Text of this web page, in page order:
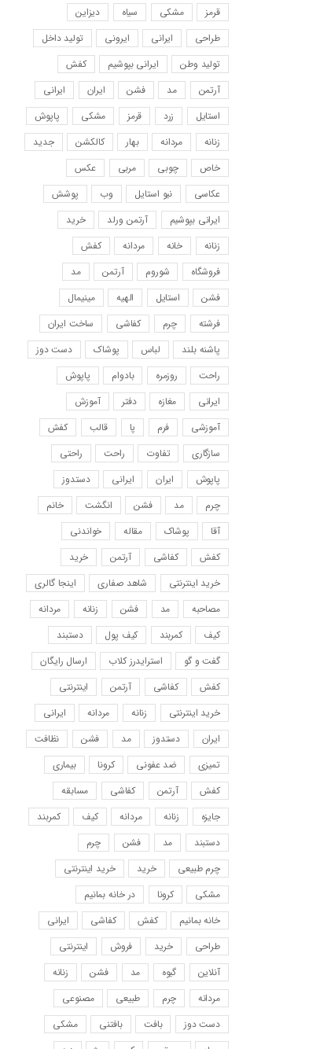
قرمز
مشکی سیاه
دیزاین
طراحی
ایرانی ایرونی
تولید داخل
تولید وطن
ایرانی بپوشیم
کفش
آرتمن
مد فشن ایران
ایرانی
استایل
زرد قرمز مشکی
پاپوش
زنانه
مردانه بهار کالکشن
جدید
خاص
چوبی مربی
عکس
عکاسی
نیو استایل وب
پوشش
ایرانی بپوشیم
آرتمن ورلد
خرید
زنانه
خانه مردانه
کفش
فروشگاه
شوروم آرتمن
مد
فشن
استایل الهیه
مینیمال
فرشته
چرم کفاشی
ساخت ایران
پاشنه بلند
لباس پوشاک
دست دوز
راحت
روزمره بادوام
پاپوش
ایرانی
مغازه دفتر
آموزش
آموزشی
فرم پا قالب
کفش
سازگاری
تفاوت راحت
راحتی
پاپوش
ایران ایرانی
دستدوز
چرم
مد فشن انگشت
خانم
آقا
پوشاک مقاله
خواندنی
کفش
کفاشی آرتمن
خرید
خرید اینترنتی
شاهد صفاری
اینجا گالری
مصاحبه
مد فشن زنانه
مردانه
کیف
کمربند کیف پول
دستبند
گفت و گو
استرایدرز کلاب
ارسال رایگان
کفش
کفاشی آرتمن
اینترنتی
خرید اینترنتی
زنانه مردانه
ایرانی
ایران
دستدوز مد فشن
نظافت
تمیزی
ضد عفونی کرونا
بیماری
کفش
آرتمن کفاشی
مسابقه
جایزه
زنانه مردانه کیف
کمربند
دستبند
مد فشن
چرم
چرم طبیعی
خرید
خرید اینترنتی
مشکی
کرونا
در خانه بمانیم
خانه بمانیم
کفش کفاشی
ایرانی
طراحی
خرید فروش
اینترنتی
آنلاین
گیوه مد فشن
زنانه
مردانه
چرم طبیعی
مصنوعی
دست دوز
بافت بافتنی
مشکی